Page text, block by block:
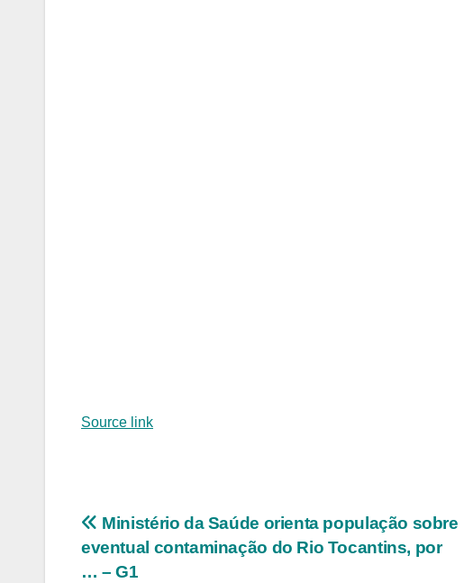
Source link
Navegação
de
Ministério da Saúde orienta população sobre
eventual contaminação do Rio Tocantins, por
… – G1